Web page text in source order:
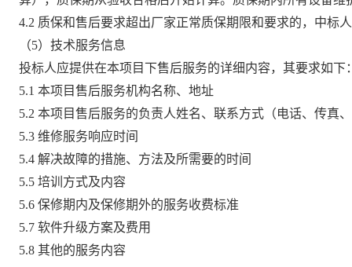
4.2 质保和售后要求超出厂家正常质保期限和要求的，中标
（5）技术服务信息
投标人应提供在本项目下售后服务的详细内容，其要求如下
5.1 本项目售后服务机构名称、地址
5.2 本项目售后服务的负责人姓名、联系方式（电话、传真
5.3 维修服务响应时间
5.4 解决故障的措施、方法及所需要的时间
5.5 培训方式及内容
5.6 保修期内及保修期外的服务收费标准
5.7 软件升级方案及费用
5.8 其他的服务内容